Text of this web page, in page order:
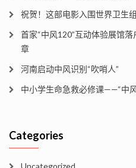
祝贺！这部电影入围世界卫生
首家“中风120”互动体验展馆
章
河南启动中风识别“吹哨人”
中小学生命急救必修课——“中
Categories
Uncategorized